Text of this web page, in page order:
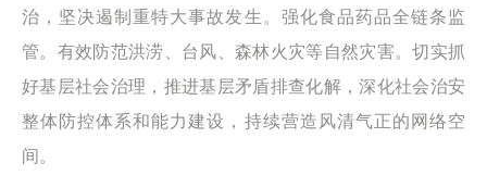
治，坚决遏制重特大事故发生。强化食品药品全链条监
管。有效防范洪涝、台风、森林火灾等自然灾害。切实抓
好基层社会治理，推进基层矛盾排查化解，深化社会治安
整体防控体系和能力建设，持续营造风清气正的网络空
间。